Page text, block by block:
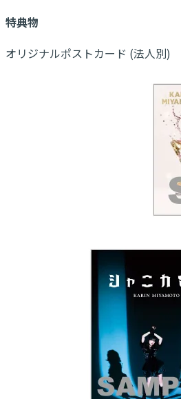
特典物
オリジナルポストカード (法人別)